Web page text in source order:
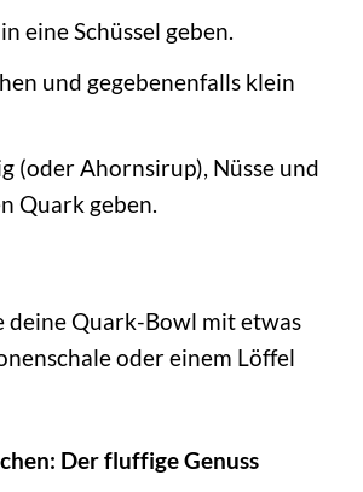
eine Schüssel geben.
und gegebenenfalls klein
(oder Ahornsirup), Nüsse und
Quark geben.
deine Quark-Bowl mit etwas
oder einem Löffel
Der fluffige Genuss